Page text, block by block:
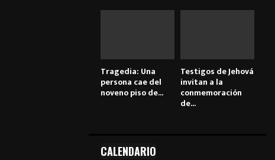
Tragedia: Una
persona cae del
noveno piso de...
Testigos de Jehová
invitan a la
conmemoración
de...
CALENDARIO